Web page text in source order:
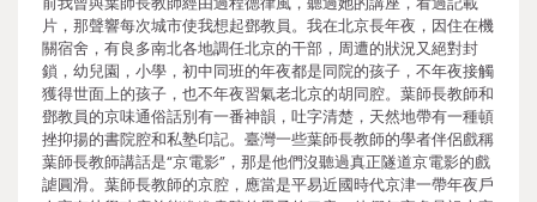
片，那聲響每次城市使我想起鄧教員。我在北京長年夜，因住在機
關宿舍，有良多南北各地調任北京的干部，周遭的狀況又絕對封
鎖，幼兒園，小學，初中同班的年夜都是同院的孩子，不年夜接觸
獲得世面上的孩子，也不年夜習氣老北京的胡同腔。葉師長教師和
鄧教員的京味通俗話別有一番神韻，吐字清楚，天然地帶有一種頓
挫抑揚的書院腔和私塾印記。臺灣一些葉師長教師的學者伴侶戲稱
葉師長教師講話是“京電影”，那是他們沒聽過真正隧道京電影的戲
謔圓滑。葉師長教師的京腔，應當是平易近國時代京津一帶年夜戶